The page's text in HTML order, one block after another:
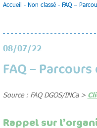
Accueil - Non classé- FAQ –
08/07/22
FAQ –
Source : FAQ DGOS/INCa >
Rappel sur